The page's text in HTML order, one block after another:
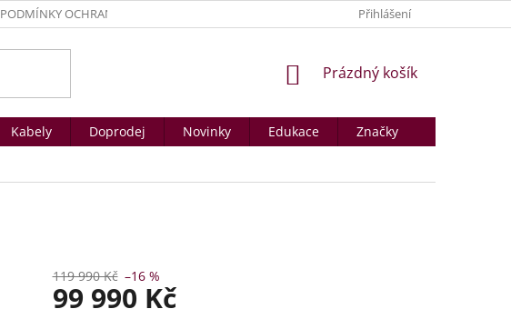
PODMÍNKY OCHRANY OSOBNÍCH ÚDAJŮ PRODÁVANÉ ZNAČKY KONTAKTY A
Přihlášení
NÁKUPNÍ
Prázdný košík
Kabely Doprodej Novinky Edukace
Značky
119 990 Kč –16 %
99 990 Kč